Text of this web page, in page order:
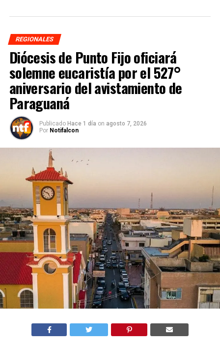
REGIONALES
Diócesis de Punto Fijo oficiará
solemne eucaristía por el 527°
aniversario del avistamiento de
Paraguaná
Publicado Hace 1 día on agosto 7, 2026
Por Notifalcon